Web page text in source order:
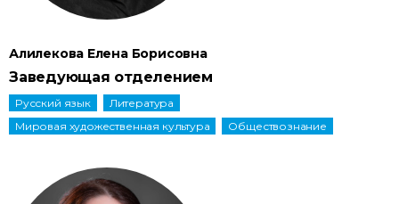
Алилекова Елена Борисовна
Заведующая отделением
Pусский язык
Литература
Мировая художественная культура
Обществознание